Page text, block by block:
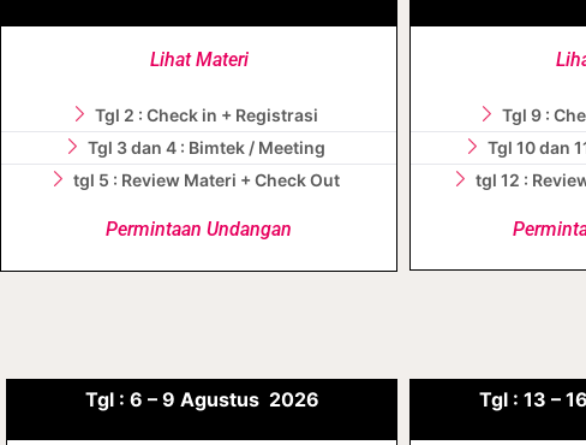
Lihat Materi
Tgl 2 : Check in + Registrasi
Tgl 3 dan 4 : Bimtek / Meeting
tgl 5 : Review Materi + Check Out
Permintaan Undangan
Tgl 9 :
Tgl 10 dan
tgl 12 :
Tgl : 6 – 9 Agustus 2026 Tgl : 13 –